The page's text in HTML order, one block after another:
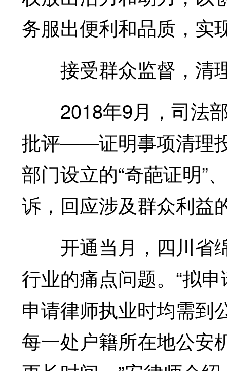
务服出便利和品质，实
接受群众监督，清
2018年9月，司法部
批评——证明事项清理
部门设立的“奇葩证明”
诉，回应涉及群众利益
开通当月，四川省
行业的痛点问题。“拟
申请律师执业时均需到
每一处户籍所在地公安